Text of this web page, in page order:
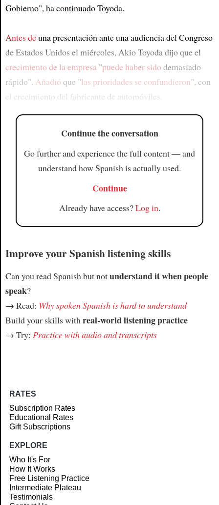
Gobierno", ha continuado Toyoda.
Antes deuna presentación ante una audiencia del Congreso
de Estados Unidos el miércoles, Akio Toyoda dijo que el
crecimiento de la empresa"puede haber sidodemasiado
rápido". Añadió que "las prioridades se confundieron", con
el crecimiento del fabricante de automóviles.
Continue the conversation
Go further and experience the full content — and
understand how Spanish is actually used.
Continue
Already have access?Log in.
Improve your Spanish listening skills
Can you read Spanish but notunderstand it when people
speak?
→ Read: Why spoken Spanish is hard to understand
Build your skills with real-world listening practice
→ Try: Practice with audio and transcripts
RATES
Subscription Rates
Educational Rates
Gift Subscriptions
EXPLORE
Who It's For
How It Works
Free Listening Practice
Intermediate Plateau
Testimonials